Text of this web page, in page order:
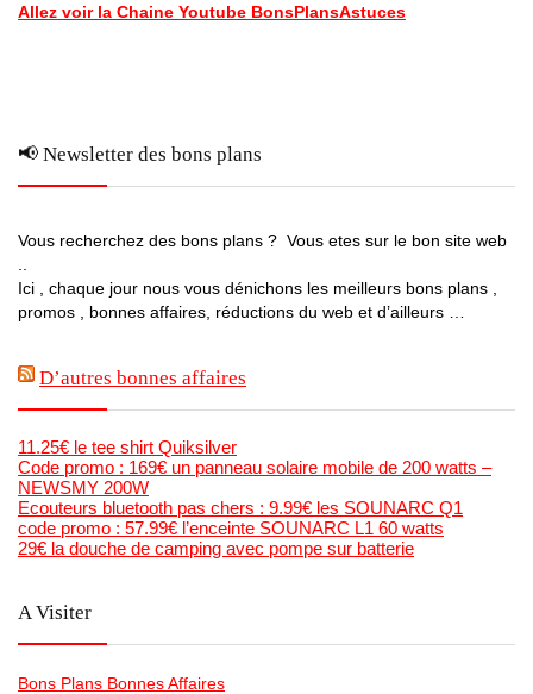
Allez voir la Chaine Youtube BonsPlansAstuces
📢 Newsletter des bons plans
Vous recherchez des bons plans ? Vous etes sur le bon site web
Ici , chaque jour nous vous dénichons les meilleurs bons plans ,
promos , bonnes affaires, réductions du web et d’ailleurs …
D’autres bonnes affaires
11.25€ le tee shirt Quiksilver
Code promo : 169€ un panneau solaire mobile de 200 watts –
NEWSMY 200W
Ecouteurs bluetooth pas chers : 9.99€ les SOUNARC Q1
code promo : 57.99€ l’enceinte SOUNARC L1 60 watts
29€ la douche de camping avec pompe sur batterie
A Visiter
Bons Plans Bonnes Affaires